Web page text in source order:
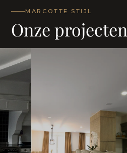
MARCOTTE STIJL
Onze projecten